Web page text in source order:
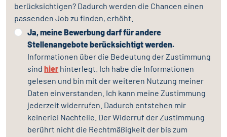
berücksichtigen? Dadurch werden die Chancen einen
passenden Job zu finden, erhöht.
Ja, meine Bewerbung darf für andere
Stellenangebote berücksichtigt werden.
Informationen über die Bedeutung der Zustimmung
sindhier hinterlegt. Ich habe die Informationen
gelesen und bin mit der weiteren Nutzung meiner
Daten einverstanden. Ich kann meine Zustimmung
jederzeit widerrufen. Dadurch entstehen mir
keinerlei Nachteile. Der Widerruf der Zustimmung
berührt nicht die Rechtmäßigkeit der bis zum